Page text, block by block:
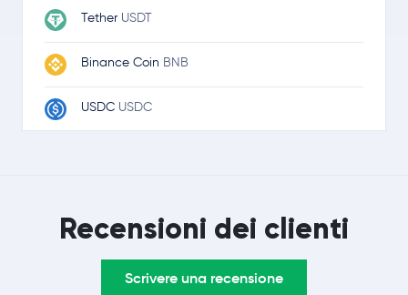
Tether USDT
Binance Coin BNB
USDC USDC
Lido Staked Ether STETH
Dogecoin DOGE
Recensioni dei clienti
Scrivere una recensione